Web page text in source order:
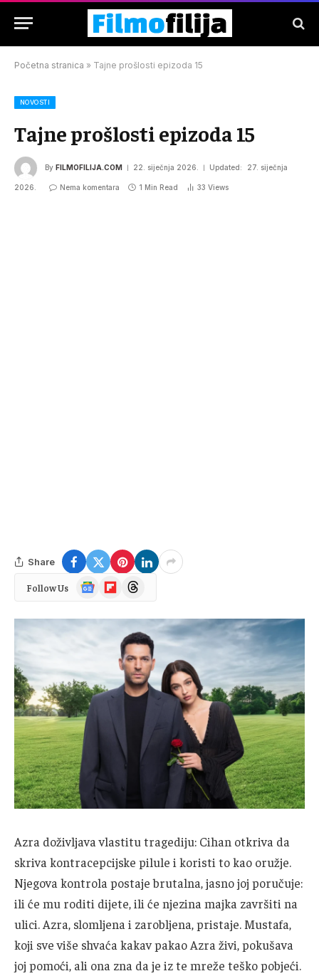
Početna stranica » Tajne prošlosti epizoda 15
NOVOSTI
Tajne prošlosti epizoda 15
By FILMOFILIJA.COM 22. siječnja 2026. Updated: 27. siječnja
2026. Nema komentara 1 Min Read 33 Views
Share
Follow Us
Google
News
FlipboardThreads
Azra doživljava vlastitu tragediju: Cihan otkriva da
skriva kontracepcijske pilule i koristi to kao oružje.
Njegova kontrola postaje brutalna, jasno joj poručuje:
ili će mu roditi dijete, ili će njezina majka završiti na
ulici. Azra, slomljena i zarobljena, pristaje. Mustafa,
koji sve više shvaća kakav pakao Azra živi, pokušava
joj pomoći, ali ona zna da je iz te mreže teško pobjeći.